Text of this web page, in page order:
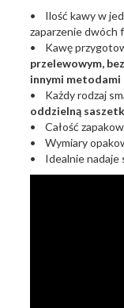
• Ilość kawy w
zaparzenie dwóch
• Kawę
przelewowym,
innymi metodami
• Każdy rodzaj
oddzielną
• Całość
• Wymiary
• Idealnie nadaje